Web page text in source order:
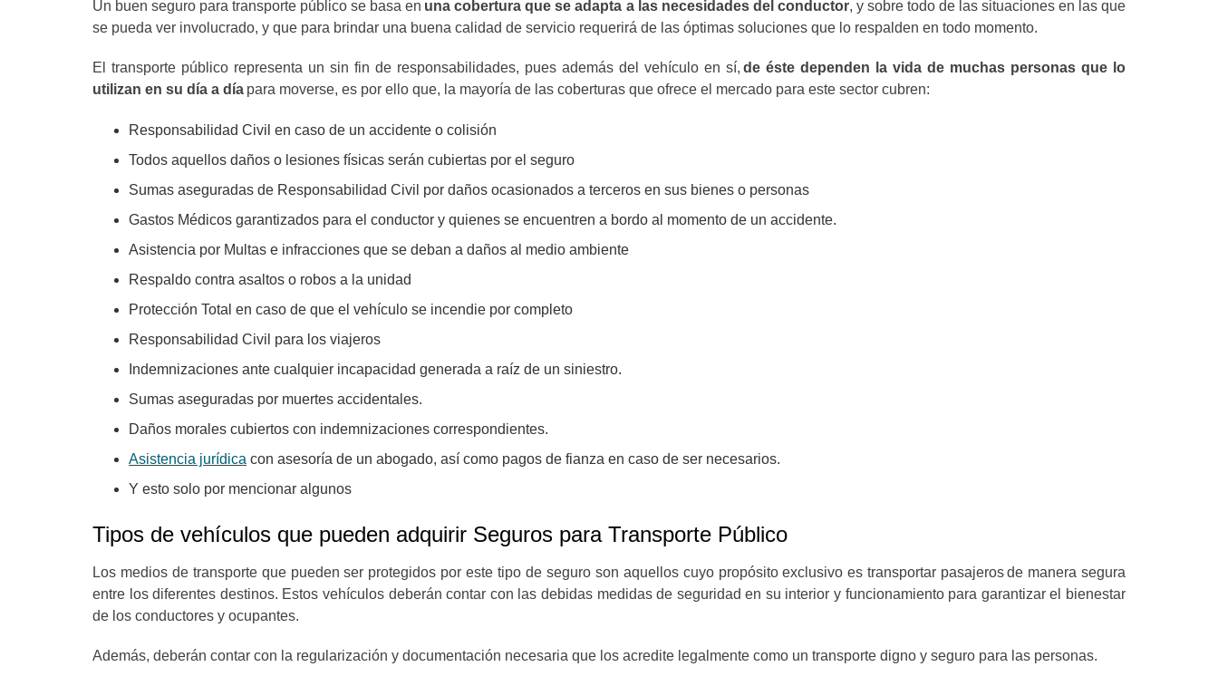
Un buen seguro para transporte público se basa en una cobertura que se adapta a las necesidades del conductor, y sobre todo de las situaciones en las que
se pueda ver involucrado, y que para brindar una buena calidad de servicio requerirá de las óptimas soluciones que lo respalden en todo momento.
El transporte público representa un sin fin de responsabilidades, pues además del vehículo en sí, de éste dependen la vida de muchas personas que lo
utilizan en su día a día para moverse, es por ello que, la mayoría de las coberturas que ofrece el mercado para este sector cubren:
Responsabilidad Civil en caso de un accidente o colisión
Todos aquellos daños o lesiones físicas serán cubiertas por el seguro
Sumas aseguradas de Responsabilidad Civil por daños ocasionados a terceros en sus bienes o personas
Gastos Médicos garantizados para el conductor y quienes se encuentren a bordo al momento de un accidente.
Asistencia por Multas e infracciones que se deban a daños al medio ambiente
Respaldo contra asaltos o robos a la unidad
Protección Total en caso de que el vehículo se incendie por completo
Responsabilidad Civil para los viajeros
Indemnizaciones ante cualquier incapacidad generada a raíz de un siniestro.
Sumas aseguradas por muertes accidentales.
Daños morales cubiertos con indemnizaciones correspondientes.
Asistencia jurídica con asesoría de un abogado, así como pagos de fianza en caso de ser necesarios.
Y esto solo por mencionar algunos
Tipos de vehículos que pueden adquirir Seguros para Transporte Público
Los medios de transporte que pueden ser protegidos por este tipo de seguro son aquellos cuyo propósito exclusivo es transportar pasajeros de manera segura
entre los diferentes destinos. Estos vehículos deberán contar con las debidas medidas de seguridad en su interior y funcionamiento para garantizar el bienestar
de los conductores y ocupantes.
Además, deberán contar con la regularización y documentación necesaria que los acredite legalmente como un transporte digno y seguro para las personas.